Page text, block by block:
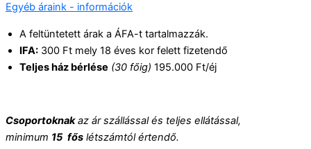
Egyéb áraink - információk
A feltüntetett árak a ÁFA-t tartalmazzák.
IFA: 300 Ft mely 18 éves kor felett fizetendő
Teljes ház bérlése (30 főig) 195.000 Ft/éj
Csoportoknakaz ár szállással és teljes ellátással,
minimum 15 fős létszámtól értendő.